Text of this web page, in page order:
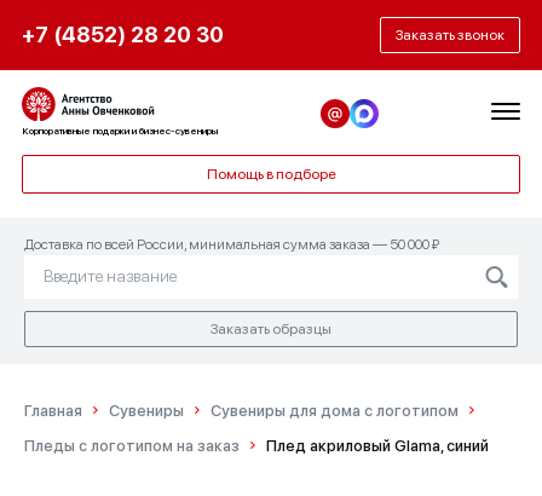
+7 (4852) 28 20 30 Заказать звонок
Корпоративные подарки и бизнес-сувениры
Помощь в подборе
Доставка по всей России, минимальная сумма заказа — 50 000 ₽
Заказать образцы
Главная Сувениры
Сувениры для дома с логотипом
Пледы с логотипом на заказ
Плед акриловый Glama, синий